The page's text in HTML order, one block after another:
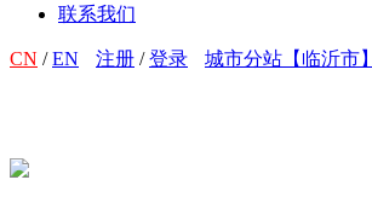
联系我们
CN /EN 注册 /登录 城市分站【临沂市】